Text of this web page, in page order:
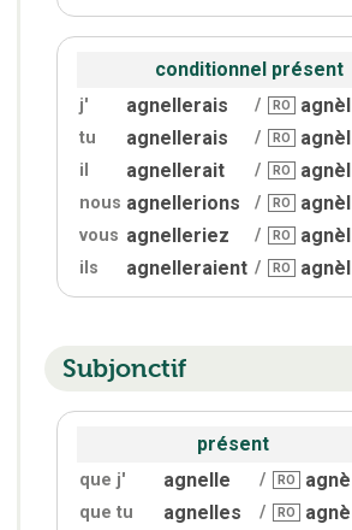
conditionnel présent
j' agnellerais / RO
tu agnellerais / RO
il agnellerait / RO
nous agnellerions / RO
vous agnelleriez / RO
ils agnelleraient / RO
Subjonctif
présent
que j' agnelle / RO
que tu agnelles / RO